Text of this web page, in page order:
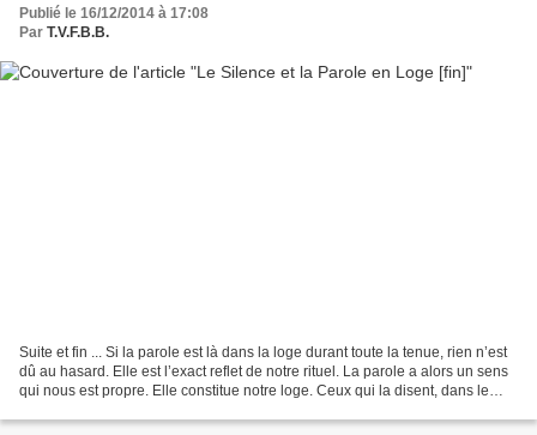
Publié le 16/12/2014 à 17:08
Par T.V.F.B.B.
Suite et fin ... Si la parole est là dans la loge durant toute la tenue, rien n’est
dû au hasard. Elle est l’exact reflet de notre rituel. La parole a alors un sens
qui nous est propre. Elle constitue notre loge. Ceux qui la disent, dans le